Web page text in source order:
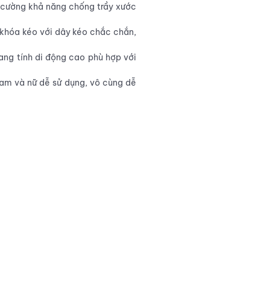
khả năng chống trầy xước
kéo với dây kéo chắc chắn,
tính di động cao phù hợp với
và nữ dễ sử dụng, vô cùng dễ